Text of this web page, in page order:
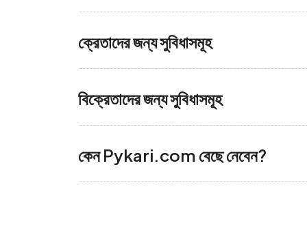
ক্রেতাদের জন্য সুবিধাসমূহ
বিক্রেতাদের জন্য সুবিধাসমূহ
কেন Pykari.com বেছে নেবেন?